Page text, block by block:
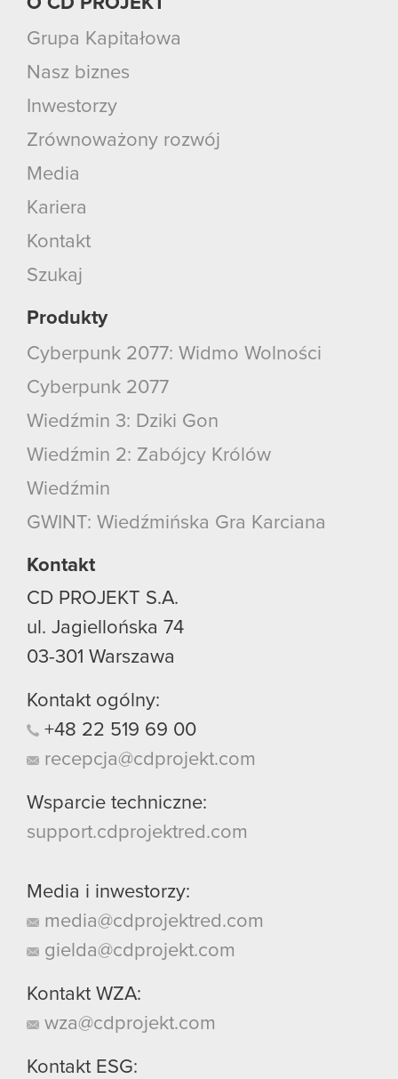
Grupa Kapitałowa
Nasz biznes
Inwestorzy
Zrównoważony rozwój
Media
Kariera
Kontakt
Szukaj
Produkty
Cyberpunk 2077: Widmo Wolności
Cyberpunk 2077
Wiedźmin 3: Dziki Gon
Wiedźmin 2: Zabójcy Królów
Wiedźmin
GWINT: Wiedźmińska Gra Karciana
Kontakt
CD PROJEKT S.A.
ul. Jagiellońska 74
03-301 Warszawa
Kontakt ogólny:
+48 22 519 69 00
recepcja@cdprojekt.com
Wsparcie techniczne:
support.cdprojektred.com
Media i inwestorzy:
media@cdprojektred.com
gielda@cdprojekt.com
Kontakt WZA:
wza@cdprojekt.com
Kontakt ESG: